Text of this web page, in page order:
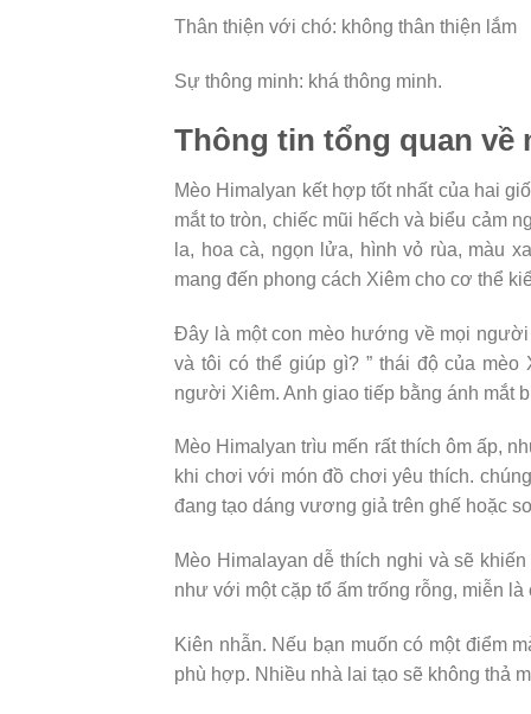
Thân thiện với chó: không thân thiện lắm
Sự thông minh: khá thông minh.
Thông tin tổng quan về
Mèo Himalyan kết hợp tốt nhất của hai
mắt to tròn, chiếc mũi hếch và biểu cảm
la, hoa cà, ngọn lửa, hình vỏ rùa, màu
mang đến phong cách Xiêm cho cơ thể
Đây là một con mèo hướng về mọi người
và tôi có thể giúp gì? ” thái độ của
người Xiêm. Anh giao tiếp bằng ánh mắt
Mèo Himalyan trìu mến rất thích ôm ấp,
khi chơi với món đồ chơi yêu thích.
đang tạo dáng vương giả trên ghế hoặc
Mèo Himalayan dễ thích nghi và sẽ
như với một cặp tổ ấm trống rỗng, miễn
Kiên nhẫn. Nếu bạn muốn có một điểm
phù hợp. Nhiều nhà lai tạo sẽ không thả